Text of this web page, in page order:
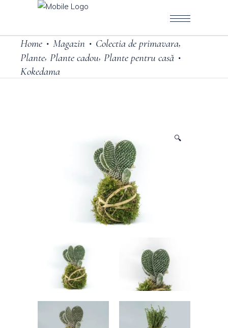
Home • Magazin • Colectia de primavara,
Plante, Plante cadou, Plante pentru casă •
Kokedama
🔍